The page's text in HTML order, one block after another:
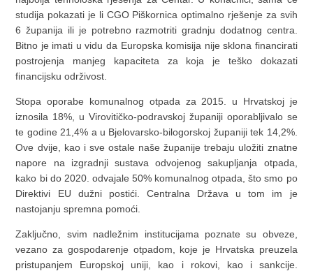
studija pokazati je li CGO Piškornica optimalno rješenje za svih
6 županija ili je potrebno razmotriti gradnju dodatnog centra.
Bitno je imati u vidu da Europska komisija nije sklona financirati
postrojenja manjeg kapaciteta za koja je teško dokazati
financijsku održivost.
Stopa oporabe komunalnog otpada za 2015. u Hrvatskoj je
iznosila 18%, u Virovitičko-podravskoj županiji oporabljivalo se
te godine 21,4% a u Bjelovarsko-bilogorskoj županiji tek 14,2%.
Ove dvije, kao i sve ostale naše županije trebaju uložiti znatne
napore na izgradnji sustava odvojenog sakupljanja otpada,
kako bi do 2020. odvajale 50% komunalnog otpada, što smo po
Direktivi EU dužni postići. Centralna Država u tom im je
nastojanju spremna pomoći.
Zaključno, svim nadležnim institucijama poznate su obveze,
vezano za gospodarenje otpadom, koje je Hrvatska preuzela
pristupanjem Europskoj uniji, kao i rokovi, kao i sankcije.